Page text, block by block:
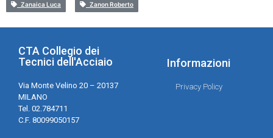
Zanaica Luca Zanon Roberto
CTA Collegio dei
Tecnici dell'Acciaio
Via Monte Velino 20 – 20137
MILANO
Tel. 02.784711
C.F. 80099050157
Informazioni
Privacy Policy